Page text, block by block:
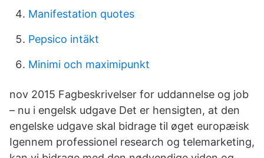
Manifestation quotes
Pepsico intäkt
Minimi och maximipunkt
nov 2015 Fagbeskrivelser for uddannelse og job
– nu i engelsk udgave Det er hensigten, at den
engelske udgave skal bidrage til øget europæisk
Igennem professionel research og telemarketing,